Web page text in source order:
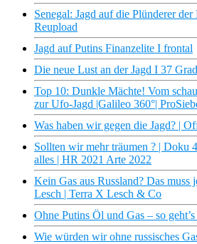
Senegal: Jagd auf die Plünderer
Reupload
Jagd auf Putins Finanzelite I frontal
Die neue Lust an der Jagd I 37 Grad
Top 10: Dunkle Mächte! Vom
zur Ufo-Jagd |Galileo 360°|
Was haben wir gegen die Jagd? |
Sollten wir mehr träumen ? | Doku
alles | HR 2021 Arte 2022
Kein Gas aus Russland? Das muss
Lesch | Terra X Lesch & Co
Ohne Putins Öl und Gas – so
Wie würden wir ohne russisches